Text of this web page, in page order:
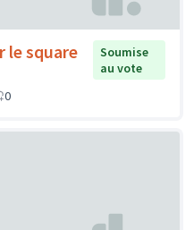
le square
Soumise
au vote
0